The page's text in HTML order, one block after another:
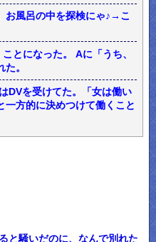
お風呂の中を探検にゃ♪→こ
とになった。 Aに「うち、
。
DVを受けてた。「女は働い
一方的に決めつけて働くこと
と騒いだのに、なんで別れた